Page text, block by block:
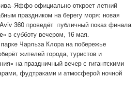
официально откроет летний
праздником на берегу моря: новая
360 проведёт публичный показ финала
» в субботу вечером, 16 мая.
Чарльза Клора на побережье
жителей города, туристов и
на праздничный вечер с гигантскими
фудтраками и атмосферой ночной